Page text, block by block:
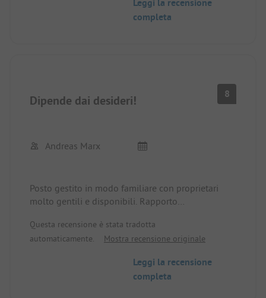
Leggi la recensione
completa
Dipende dai desideri! 8
Andreas Marx
Posto gestito in modo familiare con proprietari
molto gentili e disponibili. Rapporto
igienici top. Servizio pane. Paradiso per i bambini,
diversi veicoli, parco giochi. Caffè con caffè/dolci e
poesia. Spiaggia con chiosco/snack dall'altra parte
Questa recensione è stata tradotta
automaticamente.
Mostra recensione originale
Leggi la recensione
completa